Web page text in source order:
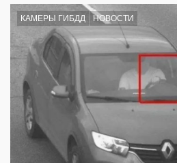
КАМЕРЫ ГИБДД НОВОСТИ